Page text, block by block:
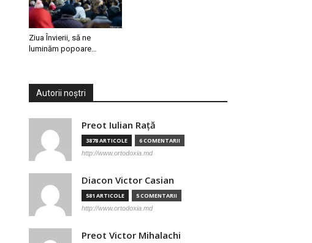
Ziua Învierii, să ne
luminăm popoare…
Autorii noștri
Preot Iulian Raţă
3878 ARTICOLE 6 COMENTARII
http://www.ortodoxia.md
Diacon Victor Casian
581 ARTICOLE 5 COMENTARII
http://www.ortodoxia.md
Preot Victor Mihalachi